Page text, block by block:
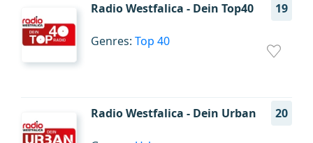
Radio Westfalica - Dein Top40 19
Genres: Top 40
Radio Westfalica - Dein Urban 20